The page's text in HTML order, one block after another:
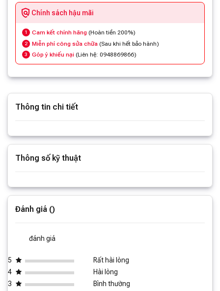
Chính sách hậu mãi
1 Cam kết chính hãng (Hoàn tiền 200%)
2 Miễn phí công sửa chữa (Sau khi hết bảo hành)
3 Góp ý khiếu nại (Liên hệ: 0948869866)
Thông tin chi tiết
Thông số kỹ thuật
Đánh giá ()
đánh giá
5
Rất hài lòng
4
Hài lòng
3
Bình thường